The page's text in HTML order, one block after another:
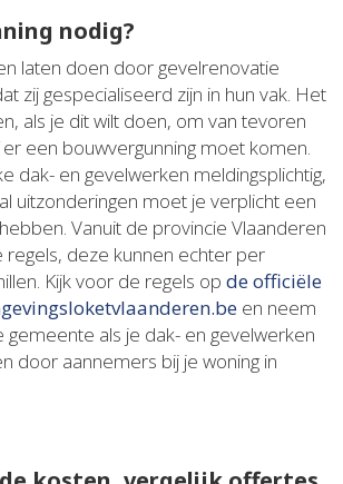
nodig?
laten doen door gevelrenovatie
zij gespecialiseerd zijn in hun vak. Het
als je dit wilt doen, om van tevoren
een bouwvergunning moet komen.
dak- en gevelwerken meldingsplichtig,
uitzonderingen moet je verplicht een
Vanuit de provincie Vlaanderen
regels, deze kunnen echter per
Kijk voor de regels op de officiële
en neem
gemeente als je dak- en gevelwerken
door aannemers bij je woning in